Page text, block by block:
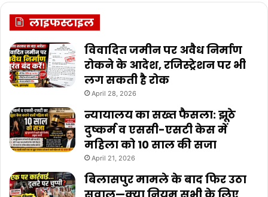
लाइफस्टाइल
विवादित जमीन पर अवैध निर्माण
रोकने के आदेश, रजिस्ट्रेशन पर भी
लग सकती है रोक
April 28, 2026
न्यायालय का सख्त फैसला: झूठे
दुष्कर्म व एससी-एसटी केस में
महिला को 10 साल की सजा
April 21, 2026
बिलासपुर मामले के बाद फिर उठा